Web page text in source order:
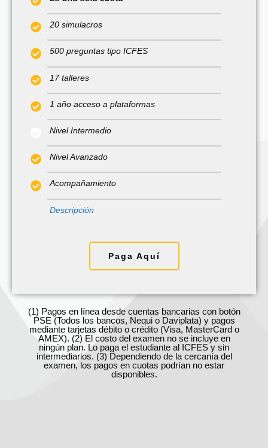
20 simulacros
500 preguntas tipo ICFES
17 talleres
1 año acceso a plataformas
Nivel Intermedio
Nivel Avanzado
Acompañamiento
Descripción
Paga Aquí
(1) Pagos en línea desde cuentas bancarias con botón
PSE (Todos los bancos, Nequi o Daviplata) y pagos
mediante tarjetas débito o crédito (Visa, MasterCard o
AMEX). (2) El costo del examen no se incluye en
ningún plan. Lo paga el estudiante al ICFES y sin
intermediarios. (3) Dependiendo de la cercanía del
examen, los pagos en cuotas podrían no estar
disponibles.